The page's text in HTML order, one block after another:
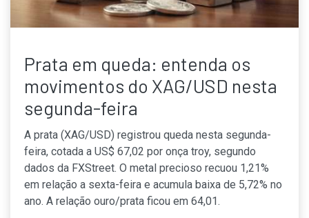
Prata em queda: entenda os
movimentos do XAG/USD nesta
segunda-feira
A prata (XAG/USD) registrou queda nesta segunda-
feira, cotada a US$ 67,02 por onça troy, segundo
dados da FXStreet. O metal precioso recuou 1,21%
em relação a sexta-feira e acumula baixa de 5,72% no
ano. A relação ouro/prata ficou em 64,01.